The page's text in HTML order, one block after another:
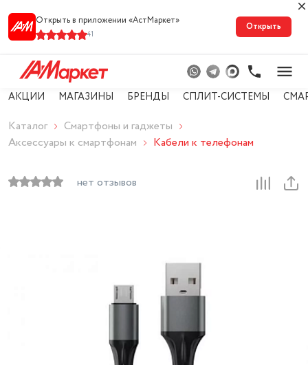
Открыть в приложении «АстМарке‪т‬»
41
Открыть
АКЦИИ МАГАЗИНЫ БРЕНДЫ СПЛИТ-СИСТЕМЫ
Каталог
Смартфоны и гаджеты
Аксессуары к смартфонам
Кабели к телефонам
нет отзывов